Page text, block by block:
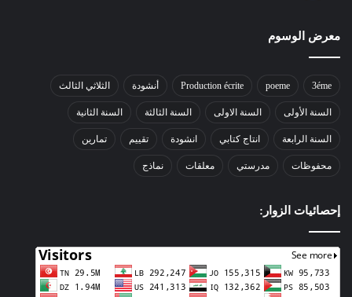
معرض الوسوم
3éme
poeme
Production écrite أنشودة الثلاثي الثالث
السنة الأولى السنة الاولى السنة الثالثة السنة الثانية
السنة الرابعة انتاج كتابي انشودة تقييم تمارين
محفوظات مدرستي معلقات نماذج
إحصائيات الزوار: